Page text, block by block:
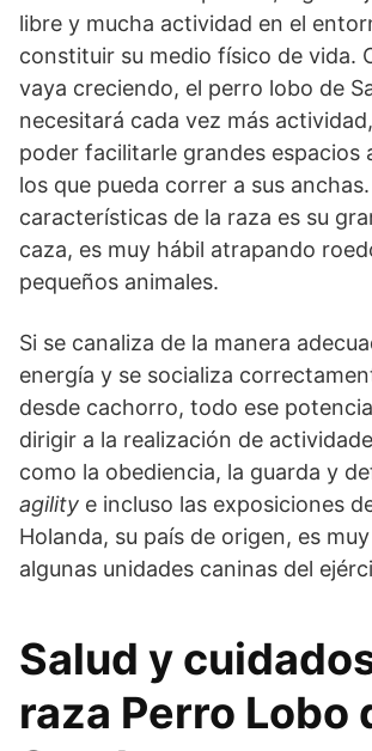
libre y mucha actividad en el
constituir su medio físico de vida.
vaya creciendo, el perro lobo de
necesitará cada vez más
poder facilitarle grandes espacios
los que pueda correr a sus
características de la raza es su
caza, es muy hábil atrapando
pequeños animales.
Si se cana­liza de la manera
energía y se socializa
desde cachorro, todo ese
dirigir a la realización de
como la obediencia, la guarda y
agility e incluso las exposiciones
Holanda, su país de origen, es
algunas unidades caninas del
Salud y
raza Perro Lobo